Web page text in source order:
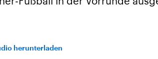
herunterladen